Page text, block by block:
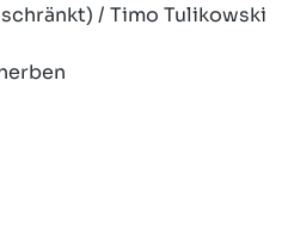
/ Timo Tulikowski